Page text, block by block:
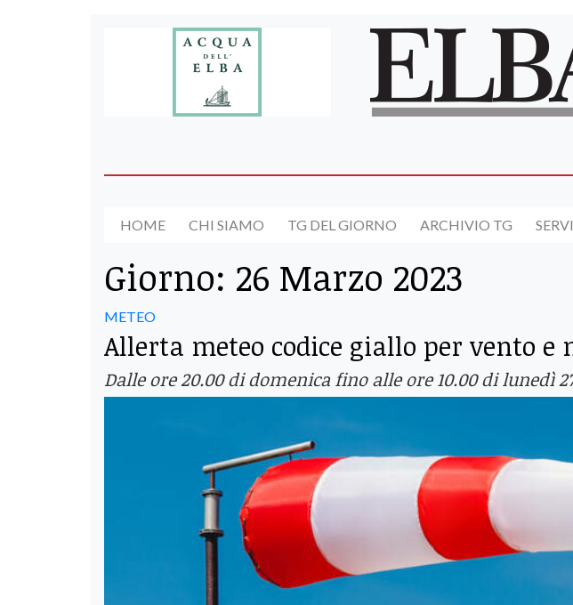
HOME CHI SIAMO TG DEL GIORNO ARCHIVIO TG
Giorno: 26 Marzo 2023
METEO
Allerta meteo codice giallo per vento e
Dalle ore 20.00 di domenica fino alle ore 10.00 di lunedì